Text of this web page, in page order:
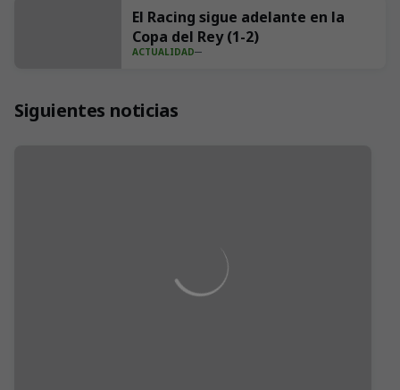
El Racing sigue adelante en la
Copa del Rey (1-2)
ACTUALIDAD
Siguientes noticias